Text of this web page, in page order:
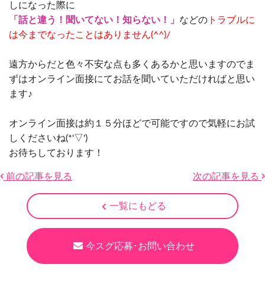
しになった際に
「話と違う！聞いてない！知らない！」 などの トラブルに
は今までなったことはありません(^^)/
遠方からだと色々不安な点も多くあるかと思いますのでま
ずはオンライン面接にてお話を聞いていただければと思い
ます♪
オンライン面接は約１５分ほどで可能ですので気軽にお試
しくださいね(*'▽')
お待ちしております！
前の記事を見る 次の記事を見る
一覧にもどる
今スグ応募･お問い合わせ